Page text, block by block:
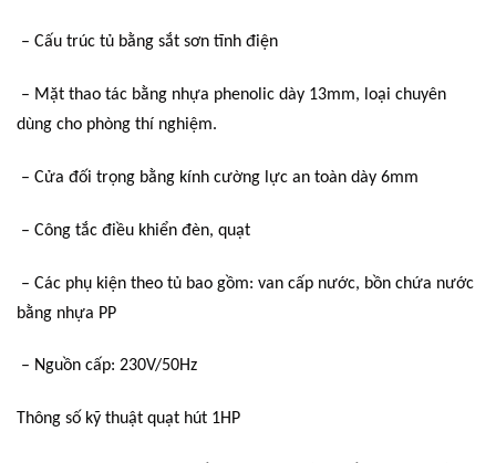
– Cấu trúc tủ bằng sắt sơn tĩnh điện
– Mặt thao tác bằng nhựa phenolic dày 13mm, loại chuyên
dùng cho phòng thí nghiệm.
– Cửa đối trọng bằng kính cường lực an toàn dày 6mm
– Công tắc điều khiển đèn, quạt
– Các phụ kiện theo tủ bao gồm: van cấp nước, bồn chứa nước
bằng nhựa PP
– Nguồn cấp: 230V/50Hz
Thông số kỹ thuật quạt hút 1HP